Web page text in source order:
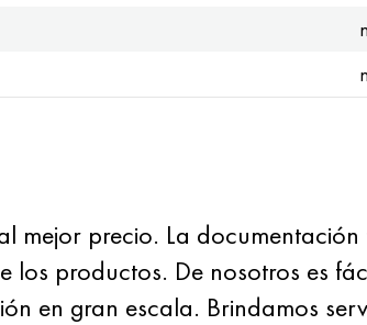
mejor precio. La
los productos. De nosotros es
en gran escala. Brindamos